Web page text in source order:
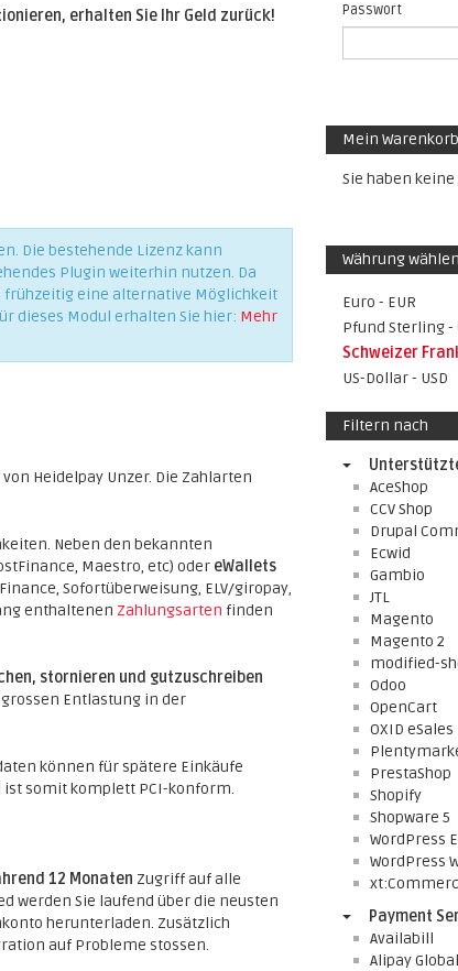
erhalten Sie Ihr Geld zurück!
Die bestehende Lizenz kann
Plugin weiterhin nutzen. Da
frühzeitig eine alternative Möglichkeit
dieses Modul erhalten Sie hier: Mehr
Heidelpay Unzer. Die Zahlarten
Neben den bekannten
Maestro, etc) oder eWallets
Sofortüberweisung, ELV/giropay,
enthaltenen Zahlungsarten finden
stornieren und gutzuschreiben
Entlastung in der
können für spätere Einkäufe
ist somit komplett PCI-konform.
12 Monaten Zugriff auf alle
werden Sie laufend über die neusten
herunterladen. Zusätzlich
auf Probleme stossen.
Passwort
Mein Warenkorb
Sie haben
Währung wählen
Euro - EUR
Pfund Sterling -
Schweizer
US-Dollar - USD
Filtern nach
AceShop
CCV Shop
Drupal
Ecwid
Gambio
JTL
Magento
Magento 2
modified-
Odoo
OpenCart
OXID eSales
PrestaShop
Shopify
Shopware 5
WordPress
WordPress
Payment
Availabill
Alipay Global